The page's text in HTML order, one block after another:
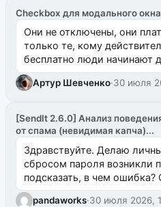
Checkbox для модального окна
Они не отключены, они
только те, кому
бесплатно люди начинают
Артур Шевченко·30 июля
[SendIt 2.6.0] Анализ
от спама (невидимая капча)...
Здравствуйте. Делаю
сбросом пароля
подсказать, в чем ошибка?
одноименном разделе на
pandaworks·30 июля 2026,